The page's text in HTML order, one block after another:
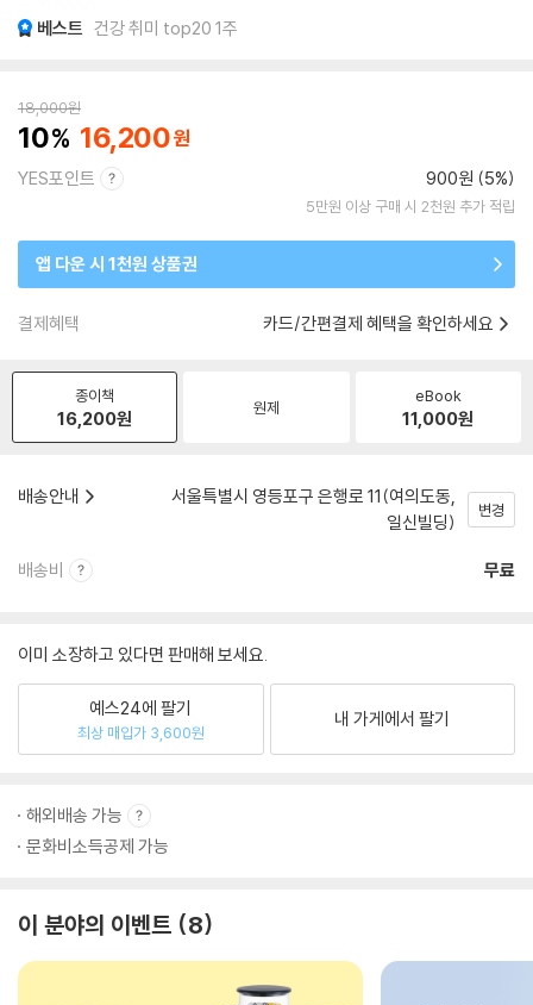
베스트 건강 취미 top20 1주
18,000원
10 16,200
YES포인트 900원 (5%)
5만원 이상 구매 시 2천원 추가 적립
앱 다운 시 1천원 상품권
결제혜택 카드/간편결제 혜택을 확인하세요
종이책
16,200원 원제
eBook
11,000원
배송안내
서울특별시 영등포구 은행로 11(여의도동,
일신빌딩)
변경
배송비 무료
이미 소장하고 있다면 판매해 보세요.
예스24에 팔기
최상 매입가 3,600원
내 가게에서 팔기
해외배송 가능
문화비소득공제 가능
이 분야의 이벤트 8